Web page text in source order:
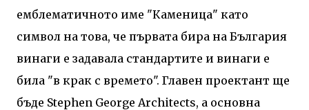
емблематичното име "Каменица" като
символ на това, че първата бира на България
винаги е задавала стандартите и винаги е
била "в крак с времето". Главен проектант ще
бъде Stephen George Architects, а основна